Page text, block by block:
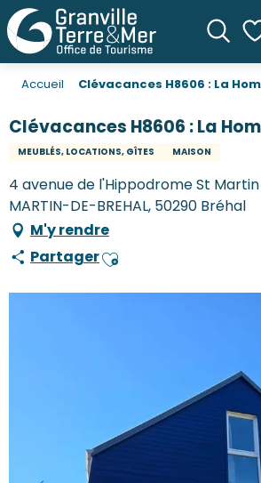
Accueil Clévacances H8606 : La
Clévacances H8606 : La
MEUBLÉS, LOCATIONS, GÎTES MAISON
4 avenue de l'Hippodrome St Martin
MARTIN-DE-BREHAL, 50290 Bréhal
M'y rendre
PartagerAjouter aux favoris